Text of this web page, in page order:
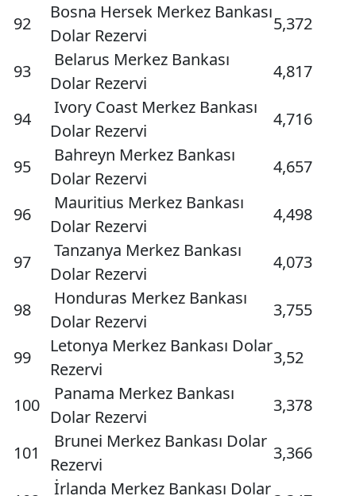
92
Bosna Hersek Merkez Bankası
Dolar Rezervi
5,372
93
Belarus Merkez Bankası
Dolar Rezervi
4,817
94
Ivory Coast Merkez Bankası
Dolar Rezervi
4,716
95
Bahreyn Merkez Bankası
Dolar Rezervi
4,657
96
Mauritius Merkez Bankası
Dolar Rezervi
4,498
97
Tanzanya Merkez Bankası
Dolar Rezervi
4,073
98
Honduras Merkez Bankası
Dolar Rezervi
3,755
99
Letonya Merkez Bankası Dolar
Rezervi
3,52
100
Panama Merkez Bankası
Dolar Rezervi
3,378
101
Brunei Merkez Bankası Dolar
Rezervi
3,366
İrlanda Merkez Bankası Dolar